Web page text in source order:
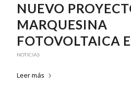
NUEVO
MARQUESINA
FOTOVOLTAICA
NOTICIAS
Leer más